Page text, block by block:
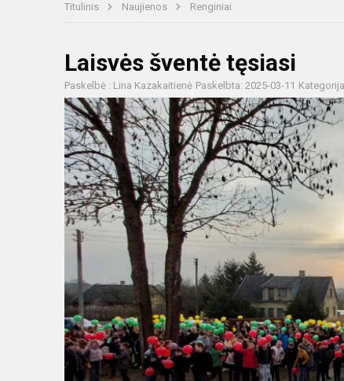
Titulinis Naujienos Renginiai
Laisvės šventė tęsiasi
Paskelbė : Lina Kazakaitienė Paskelbta: 2025-03-11